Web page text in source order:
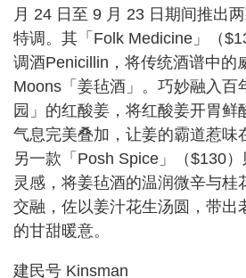
月 24 日至 9 月 23 日期间推出
特调。其「Folk Medicine」（
调酒Penicillin，将传统酒谱中的
Moons「姜毡酒」。巧妙融入百
园」的红酸姜，将红酸姜开胃鲜
气息完美叠加，让姜的霸道惹味
另一款「Posh Spice」（$130
灵感，将姜毡酒的温润微辛与桂
交融，佐以姜汁花生汤圆，带出
的甘甜暖意。
建民号 Kinsman